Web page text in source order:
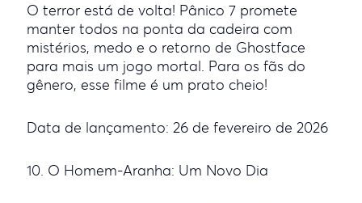
O terror está de volta! Pânico 7 promete
manter todos na ponta da cadeira com
mistérios, medo e o retorno de Ghostface
para mais um jogo mortal. Para os fãs do
gênero, esse filme é um prato cheio!
Data de lançamento: 26 de fevereiro de 2026
10. O Homem-Aranha: Um Novo Dia